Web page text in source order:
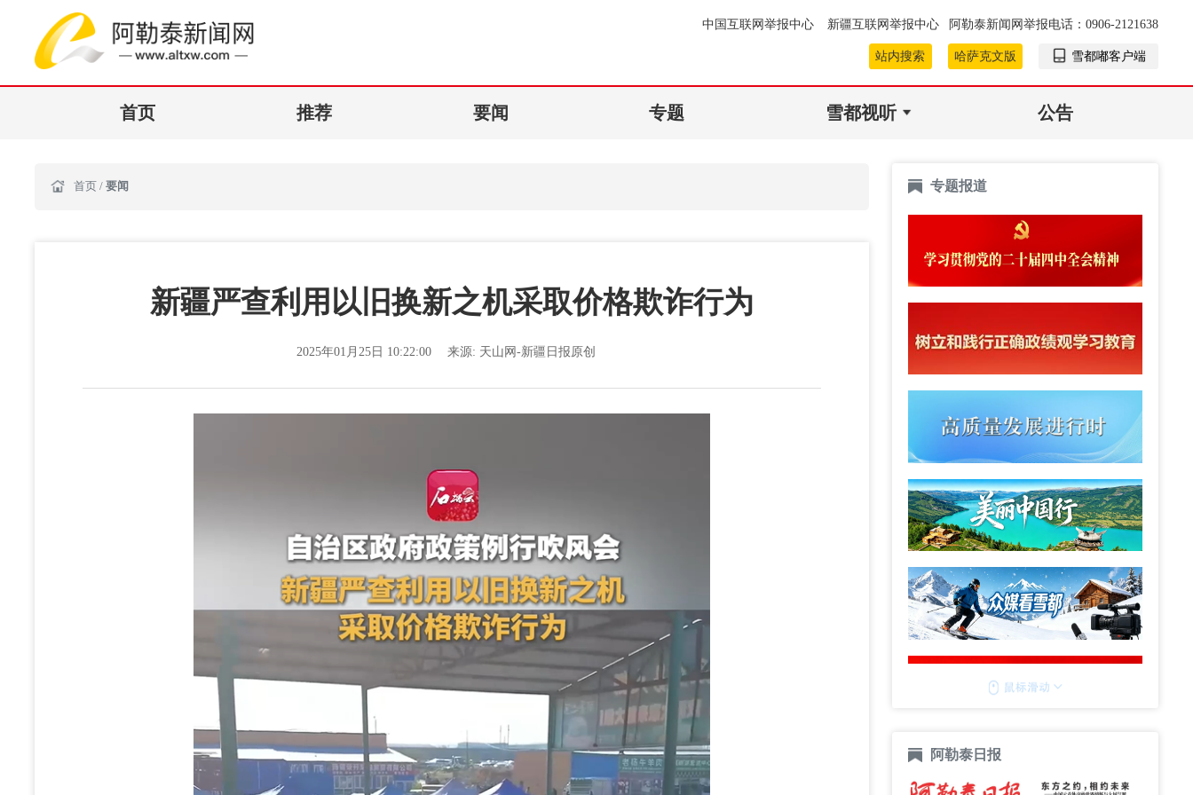
中国互联网举报中心 新疆互联网举报中心 阿勒泰新闻网举报电话：0906-2121638
站内搜索 哈萨克文版 雪都嘟客户端
首页 推荐 要闻 专题 雪都视听 公告
首页 / 要闻
新疆严查利用以旧换新之机采取价格欺诈行为
2025年01月25日 10:22:00 来源: 天山网-新疆日报原创
专题报道
阿勒泰日报